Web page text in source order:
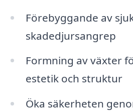
Förebyggande av
skadedjursangrep
Formning av växter
estetik och struktur
Öka säkerheten